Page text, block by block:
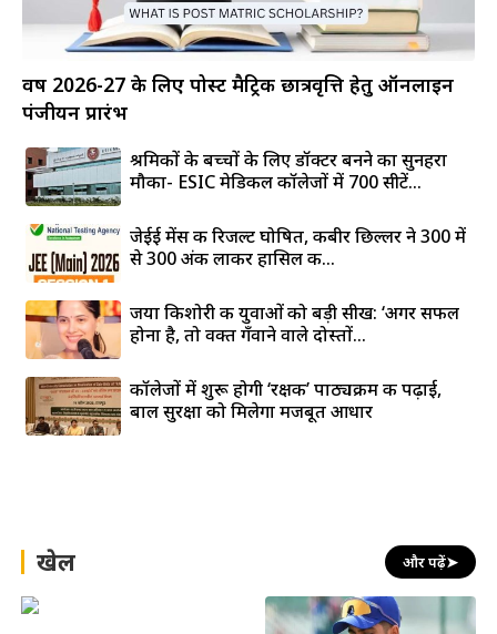
वर्ष 2026-27 के लिए पोस्ट मैट्रिक छात्रवृत्ति हेतु ऑनलाइन
पंजीयन प्रारंभ
श्रमिकों के बच्चों के लिए डॉक्टर बनने का सुनहरा
मौका- ESIC मेडिकल कॉलेजों में 700 सीटें...
जेईई मेंस की रिजल्ट घोषित, कबीर छिल्लर ने 300 में
से 300 अंक लाकर हासिल की...
जया किशोरी की युवाओं को बड़ी सीख: ‘अगर सफल
होना है, तो वक्त गँवाने वाले दोस्तों...
कॉलेजों में शुरू होगी ‘रक्षक’ पाठ्यक्रम की पढ़ाई,
बाल सुरक्षा को मिलेगा मजबूत आधार
खेल और पढ़ें➤